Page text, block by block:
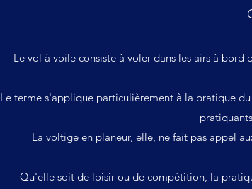
Le vol à voile consiste à voler dans les airs à bord
Le terme s'applique particulièrement à la pratique du
La voltigeen planeur, elle, ne fait pas appel
Qu'elle soit de loisir ou de compétition, la